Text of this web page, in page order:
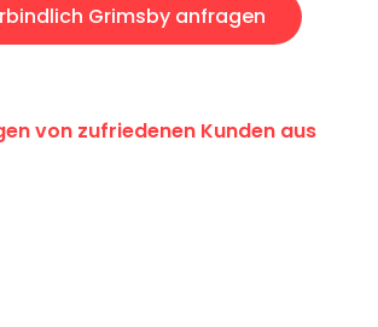
Grimsby anfragen
von zufriedenen Kunden aus